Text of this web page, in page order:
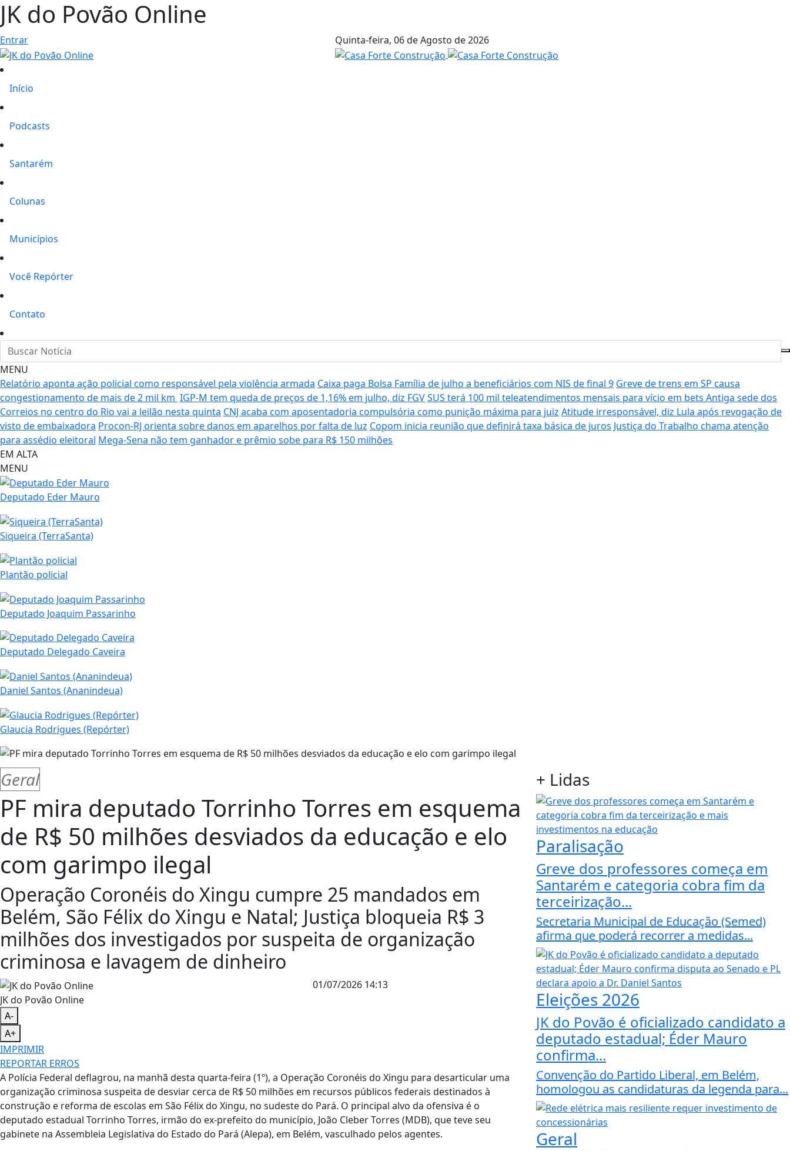
JK do Povão Online
Entrar Quinta-feira, 06 de Agosto de 2026
Início
Podcasts
Santarém
Colunas
Municípios
Você Repórter
Contato
MENU
Relatório aponta ação policial como responsável pela violência armada Caixa paga Bolsa Família de julho a beneficiários com NIS de final 9 Greve de trens em SP causa
congestionamento de mais de 2 mil km IGP-M tem queda de preços de 1,16% em julho, diz FGVSUS terá 100 mil teleatendimentos mensais para vício em bets Antiga sede dos
Correios no centro do Rio vai a leilão nesta quinta CNJ acaba com aposentadoria compulsória como punição máxima para juiz Atitude irresponsável, diz Lula após revogação de
visto de embaixadora Procon-RJ orienta sobre danos em aparelhos por falta de luz Copom inicia reunião que definirá taxa básica de juros Justiça do Trabalho chama atenção
para assédio eleitoral Mega-Sena não tem ganhador e prêmio sobe para R$ 150 milhões
EM ALTA
MENU
Deputado Eder Mauro
Siqueira (TerraSanta)
Plantão policial
Deputado Joaquim Passarinho
Deputado Delegado Caveira
Daniel Santos (Ananindeua)
Glaucia Rodrigues (Repórter)
Geral
PF mira deputado Torrinho Torres em esquema
de R$ 50 milhões desviados da educação e elo
com garimpo ilegal
Operação Coronéis do Xingu cumpre 25 mandados em
Belém, São Félix do Xingu e Natal; Justiça bloqueia R$ 3
milhões dos investigados por suspeita de organização
criminosa e lavagem de dinheiro
JK do Povão Online
01/07/2026 14:13
A-
A+
IMPRIMIR
REPORTAR ERROS
A Polícia Federal deflagrou, na manhã desta quarta-feira (1º), a Operação Coronéis do Xingu para desarticular uma
organização criminosa suspeita de desviar cerca de R$ 50 milhões em recursos públicos federais destinados à
construção e reforma de escolas em São Félix do Xingu, no sudeste do Pará. O principal alvo da ofensiva é o
deputado estadual Torrinho Torres, irmão do ex-prefeito do município, João Cleber Torres (MDB), que teve seu
gabinete na Assembleia Legislativa do Estado do Pará (Alepa), em Belém, vasculhado pelos agentes.
+ Lidas
Paralisação
Greve dos professores começa em
Santarém e categoria cobra fim da
terceirização...
Secretaria Municipal de Educação (Semed)
afirma que poderá recorrer a medidas...
Eleições 2026
JK do Povão é oficializado candidato a
deputado estadual; Éder Mauro
confirma...
Convenção do Partido Liberal, em Belém,
homologou as candidaturas da legenda para...
Geral